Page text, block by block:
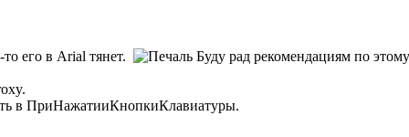
его в Arial тянет.
Буду рад рекомендациям по этому
в ПриНажатииКнопкиКлавиатуры.